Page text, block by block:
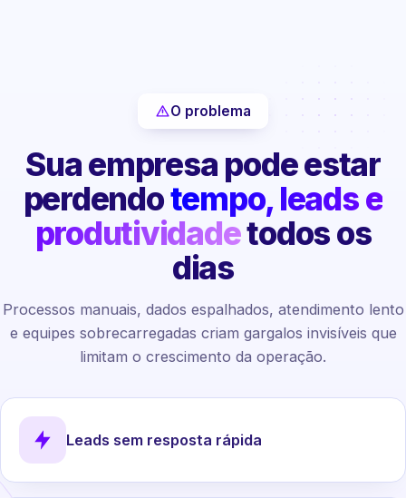
O problema
Sua empresa pode estar
perdendotempo, leads e
produtividadetodos os
dias
Processos manuais, dados espalhados, atendimento lento
e equipes sobrecarregadas criam gargalos invisíveis que
limitam o crescimento da operação.
Leads sem resposta rápida